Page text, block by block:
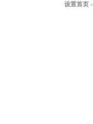
设置首页-